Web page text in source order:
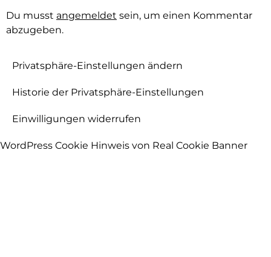
Du musst angemeldet sein, um einen Kommentar
abzugeben.
Privatsphäre-Einstellungen ändern
Historie der Privatsphäre-Einstellungen
Einwilligungen widerrufen
WordPress Cookie Hinweis von Real Cookie Banner